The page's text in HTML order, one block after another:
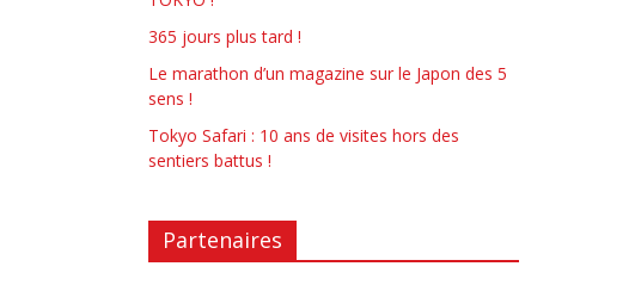
365 jours plus tard !
Le marathon d’un magazine sur le Japon des 5
sens !
Tokyo Safari : 10 ans de visites hors des
sentiers battus !
Partenaires